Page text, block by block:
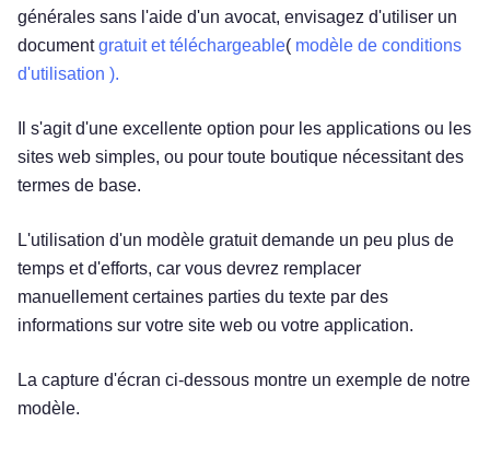
générales sans l'aide d'un avocat, envisagez d'utiliser un
documentgratuit et téléchargeable( modèle de conditions
d'utilisation ).
Il s'agit d'une excellente option pour les applications ou les
sites web simples, ou pour toute boutique nécessitant des
termes de base.
L'utilisation d'un modèle gratuit demande un peu plus de
temps et d'efforts, car vous devrez remplacer
manuellement certaines parties du texte par des
informations sur votre site web ou votre application.
La capture d'écran ci-dessous montre un exemple de notre
modèle.